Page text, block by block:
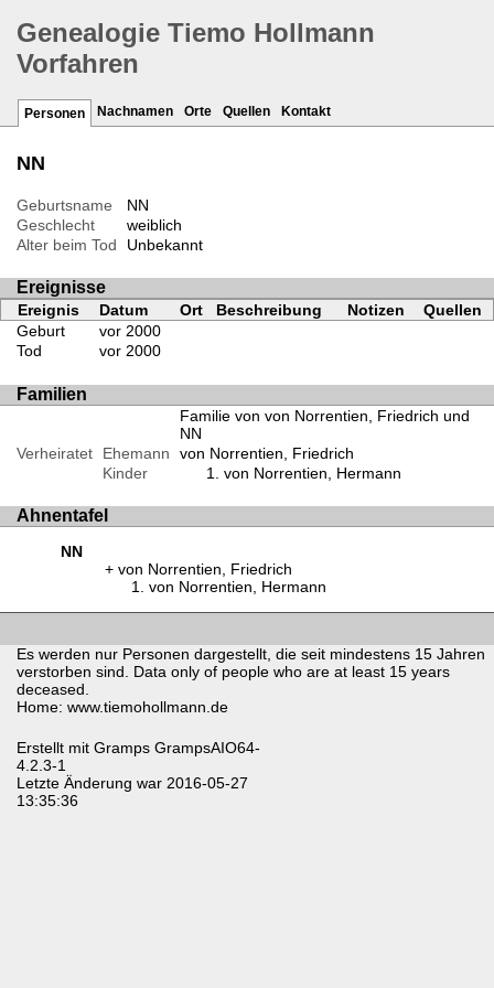
Genealogie Tiemo Hollmann
Vorfahren
Personen Nachnamen Orte Quellen Kontakt
NN
Geburtsname
NN
Geschlecht
weiblich
Alter beim Tod
Unbekannt
Ereignisse
Ereignis Datum Ort Beschreibung Notizen
Quellen
Geburt
vor 2000
Tod
vor 2000
Familien
Familie von von Norrentien, Friedrich und
NN
Verheiratet
Ehemann
von Norrentien, Friedrich
Kinder
von Norrentien, Hermann
Ahnentafel
NN
von Norrentien, Friedrich
von Norrentien, Hermann
Es werden nur Personen dargestellt, die seit mindestens 15 Jahren
verstorben sind. Data only of people who are at least 15 years
deceased.
Home: www.tiemohollmann.de
Erstellt mit Gramps GrampsAIO64-
4.2.3-1
Letzte Änderung war 2016-05-27
13:35:36